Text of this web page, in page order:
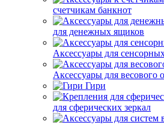
счетчикам банкнот
для денежных ящиков
Аксессуары для
Аксессуары для весового
Гири
для сферических зеркал